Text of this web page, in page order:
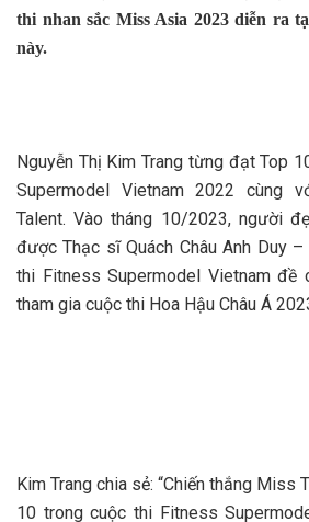
thi nhan sắc Miss Asia 2023 diễn ra
này.
Nguyễn Thị Kim Trang từng đạt Top
Supermodel Vietnam 2022 cùng
Talent. Vào tháng 10/2023, người
được Thạc sĩ Quách Châu Anh Duy
thi Fitness Supermodel Vietnam đề
tham gia cuộc thi Hoa Hậu Châu Á
Kim Trang chia sẻ: “Chiến thắng Miss
10 trong cuộc thi Fitness